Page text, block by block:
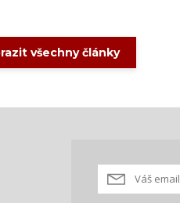
všechny články